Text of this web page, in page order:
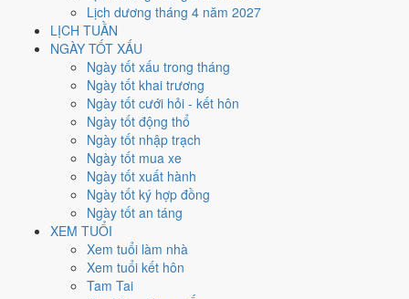
Lịch dương tháng 4 năm 2027
LỊCH TUẦN
NGÀY TỐT XẤU
Ngày tốt xấu trong tháng
Ngày tốt khai trương
Ngày tốt cưới hỏi - kết hôn
Ngày tốt động thổ
Ngày tốt nhập trạch
Ngày tốt mua xe
Ngày tốt xuất hành
Ngày tốt ký hợp đồng
Ngày tốt an táng
XEM TUỔI
Xem tuổi làm nhà
Xem tuổi kết hôn
Tam Tai
các việc quan trọng. Giờ Hoàng Đạo trong ngày:
Thân, Dậu.
Ngày Dương
Tháng 5 năm 2024
Tháng 4 âm năm 2024
Tiết Tiểu Mãn
Nhâm Tý